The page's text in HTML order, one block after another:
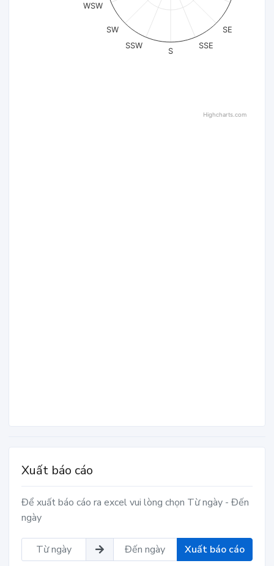
SE
SSE
S
SSW
SW
WSW
Highcharts.com
Xuất báo cáo
Để xuất báo cáo ra excel vui lòng chọn Từ ngày - Đến
ngày
Xuất báo cáo